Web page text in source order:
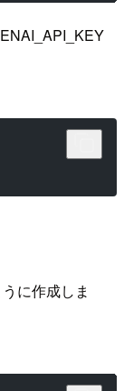
に作成しま